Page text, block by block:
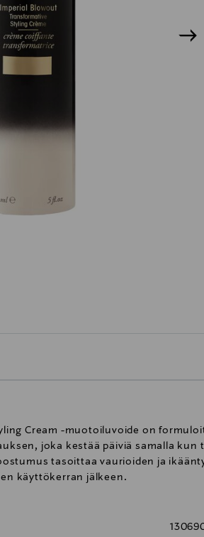
Cream -muotoiluvoide on
joka kestää päiviä samalla
tasoittaa vaurioiden ja
käyttökerran jälkeen.